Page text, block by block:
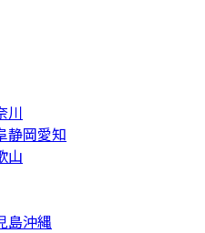
川
静岡愛知
山
島沖縄